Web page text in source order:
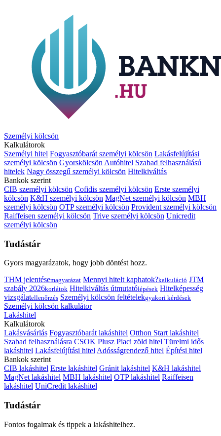
Személyi kölcsön
Kalkulátorok
Személyi hitel Fogyasztóbarát személyi kölcsön Lakásfelújítási
személyi kölcsön Gyorskölcsön Autóhitel Szabad felhasználású
hitelek Nagy összegű személyi kölcsön Hitelkiváltás
Bankok szerint
CIB személyi kölcsön Cofidis személyi kölcsön Erste személyi
kölcsön K&H személyi kölcsön MagNet személyi kölcsön MBH
személyi kölcsön OTP személyi kölcsön Provident személyi kölcsön
Raiffeisen személyi kölcsön Trive személyi kölcsön Unicredit
személyi kölcsön
Tudástár
Gyors magyarázatok, hogy jobb döntést hozz.
THM jelentésemagyarázat Mennyi hitelt kaphatok?kalkuláció JTM
szabály 2026korlátok Hitelkiváltás útmutatólépések Hitelképesség
vizsgálatellenőrzés Személyi kölcsön feltételekgyakori kérdések
Személyi kölcsön kalkulátor
Lakáshitel
Kalkulátorok
Lakásvásárlás Fogyasztóbarát lakáshitel Otthon Start lakáshitel
Szabad felhasználásra CSOK Plusz Piaci zöld hitel Türelmi idős
lakáshitel Lakásfelújítási hitelAdósságrendező hitel Építési hitel
Bankok szerint
CIB lakáshitel Erste lakáshitel Gránit lakáshitel K&H lakáshitel
MagNet lakáshitel MBH lakáshitel OTP lakáshitel Raiffeisen
lakáshitel UniCredit lakáshitel
Tudástár
Fontos fogalmak és tippek a lakáshitelhez.